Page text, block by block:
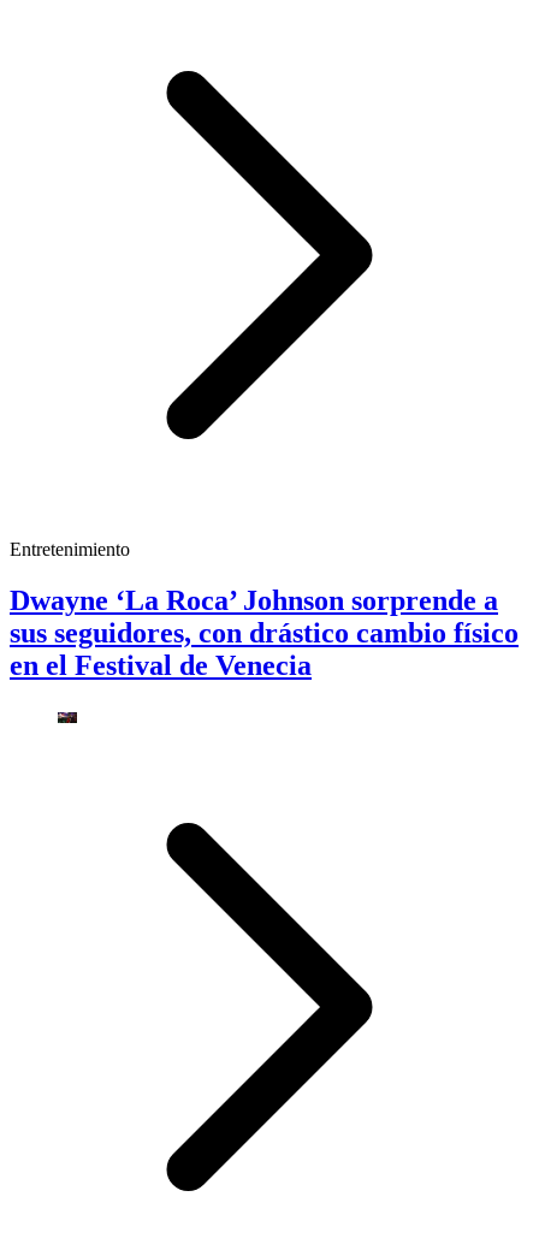
Entretenimiento
Dwayne ‘La Roca’ Johnson sorprende a
sus seguidores, con drástico cambio físico
en el Festival de Venecia